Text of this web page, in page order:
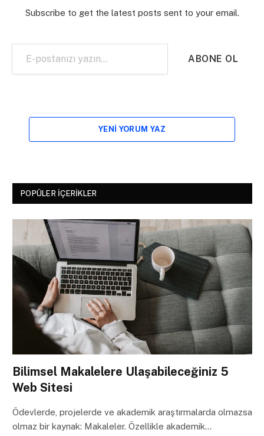
Subscribe to get the latest posts sent to your email.
E-postanızı yazın…
ABONE OL
YENI YORUM YAZ
POPÜLER İÇERIKLER
Bilimsel Makalelere Ulaşabileceğiniz 5
Web Sitesi
Ödevlerde, projelerde ve akademik araştırmalarda olmazsa
olmaz bir kaynak: Makaleler. Özellikle akademik…